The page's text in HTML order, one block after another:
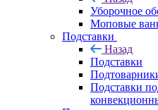
Уборочное
Моповые
Подставки
Назад
Подставки
Подставки